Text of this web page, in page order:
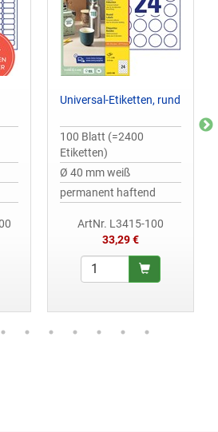
Universal-Etiketten, rund
100 Blatt (=2400
Etiketten)
Ø 40 mm weiß
permanent haftend
ArtNr. L3415-100
33,29 €